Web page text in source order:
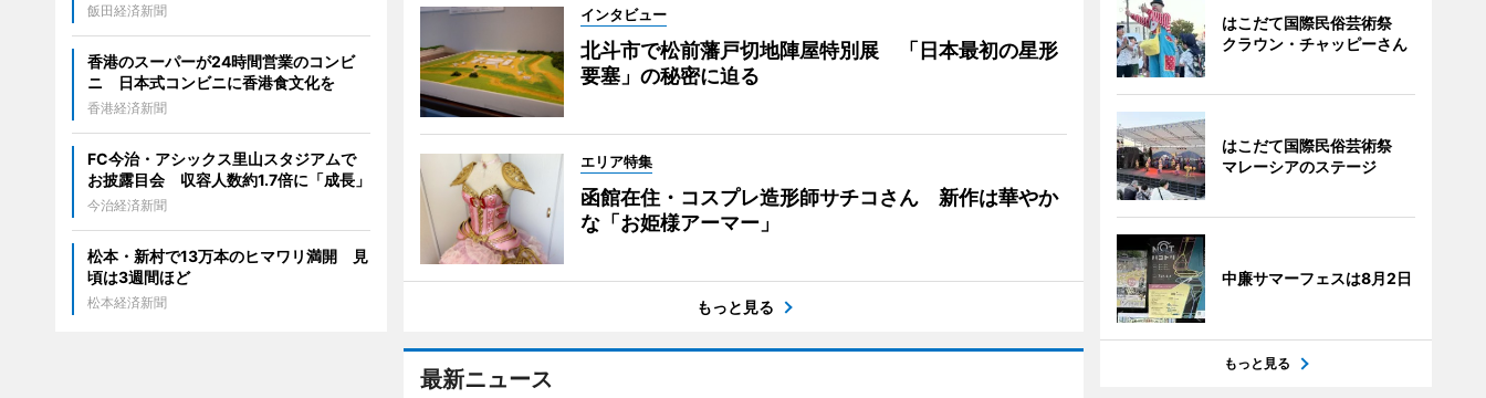
インタビュー
北斗市で松前藩戸切地陣屋特別展 「日本最初の星形
要塞」の秘密に迫る
エリア特集
函館在住・コスプレ造形師サチコさん 新作は華やか
な「お姫様アーマー」
もっと見る
最新ニュース
飯田経済新聞
香港のスーパーが24時間営業のコンビ
ニ 日本式コンビニに香港食文化を
香港経済新聞
FC今治・アシックス里山スタジアムで
お披露目会 収容人数約1.7倍に「成長」
今治経済新聞
松本・新村で13万本のヒマワリ満開 見
頃は3週間ほど
松本経済新聞
はこだて国際民俗芸術祭
クラウン・チャッピーさん
はこだて国際民俗芸術祭
マレーシアのステージ
中廉サマーフェスは8月2日
もっと見る